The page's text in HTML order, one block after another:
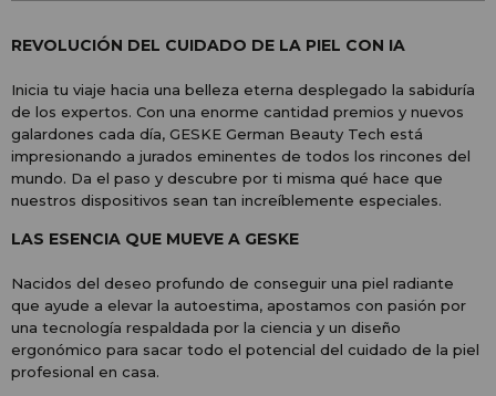
REVOLUCIÓN DEL CUIDADO DE LA PIEL CON IA
Inicia tu viaje hacia una belleza eterna desplegado la sabiduría
de los expertos. Con una enorme cantidad premios y nuevos
galardones cada día, GESKE German Beauty Tech está
impresionando a jurados eminentes de todos los rincones del
mundo. Da el paso y descubre por ti misma qué hace que
nuestros dispositivos sean tan increíblemente especiales.
LAS ESENCIA QUE MUEVE A GESKE
Nacidos del deseo profundo de conseguir una piel radiante
que ayude a elevar la autoestima, apostamos con pasión por
una tecnología respaldada por la ciencia y un diseño
ergonómico para sacar todo el potencial del cuidado de la piel
profesional en casa.